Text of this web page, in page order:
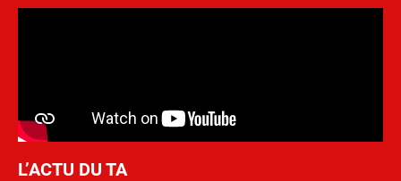
L’ACTU DU TA